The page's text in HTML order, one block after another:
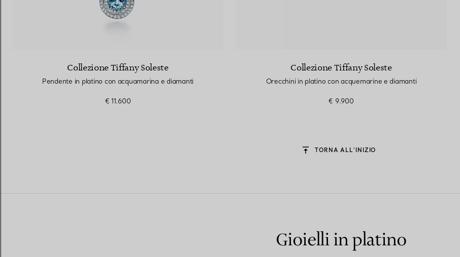
Collezione Tiffany Soleste
Pendente in platino con acquamarina e diamanti
€ 11.600
Collezione Tiffany Soleste
Orecchini in platino con acquemarine e diamanti
€ 9.900
TORNA ALL’INIZIO
Gioielli in platino